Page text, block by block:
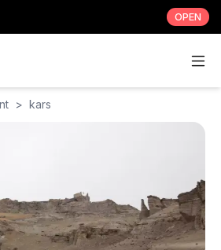
OPEN
> kars